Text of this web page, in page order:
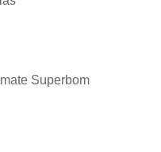
Superbom